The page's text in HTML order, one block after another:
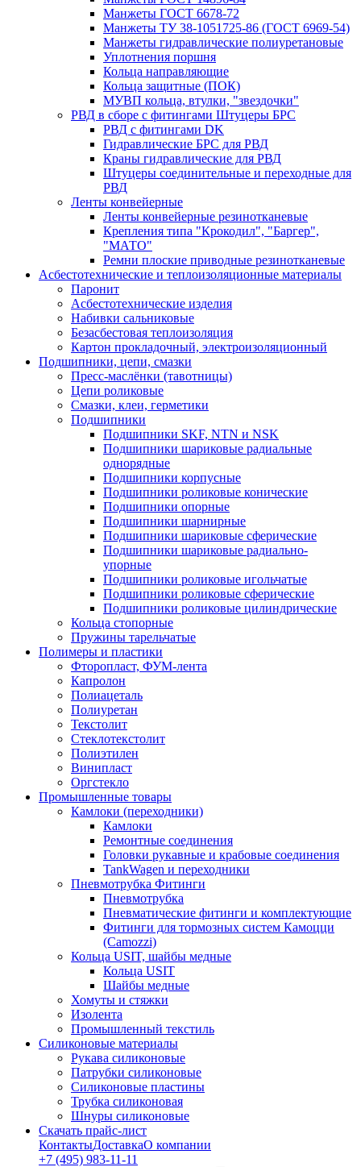
Манжеты ГОСТ 6678-72
Манжеты ТУ 38-1051725-86 (ГОСТ 6969-54)
Манжеты гидравлические полиуретановые
Уплотнения поршня
Кольца направляющие
Кольца защитные (ПОК)
МУВП кольца, втулки, "звездочки"
РВД в сборе с фитингами Штуцеры БРС
РВД с фитингами DK
Гидравлические БРС для РВД
Краны гидравлические для РВД
Штуцеры соединительные и переходные для
РВД
Ленты конвейерные
Ленты конвейерные резинотканевые
Крепления типа "Крокодил", "Баргер",
"МАТО"
Ремни плоские приводные резинотканевые
Асбестотехнические и теплоизоляционные материалы
Паронит
Асбестотехнические изделия
Набивки сальниковые
Безасбестовая теплоизоляция
Картон прокладочный, электроизоляционный
Подшипники, цепи, смазки
Пресс-маслёнки (тавотницы)
Цепи роликовые
Смазки, клеи, герметики
Подшипники
Подшипники SKF, NTN и NSK
Подшипники шариковые радиальные
однорядные
Подшипники корпусные
Подшипники роликовые конические
Подшипники опорные
Подшипники шарнирные
Подшипники шариковые сферические
Подшипники шариковые радиально-
упорные
Подшипники роликовые игольчатые
Подшипники роликовые сферические
Подшипники роликовые цилиндрические
Кольца стопорные
Пружины тарельчатые
Полимеры и пластики
Фторопласт, ФУМ-лента
Капролон
Полиацеталь
Полиуретан
Текстолит
Стеклотекстолит
Полиэтилен
Винипласт
Оргстекло
Промышленные товары
Камлоки (переходники)
Камлоки
Ремонтные соединения
Головки рукавные и крабовые соединения
TankWagen и переходники
Пневмотрубка Фитинги
Пневмотрубка
Пневматические фитинги и комплектующие
Фитинги для тормозных систем Камоцци
(Camozzi)
Кольца USIT, шайбы медные
Кольца USIT
Шайбы медные
Хомуты и стяжки
Изолента
Промышленный текстиль
Силиконовые материалы
Рукава силиконовые
Патрубки силиконовые
Силиконовые пластины
Трубка силиконовая
Шнуры силиконовые
Скачать прайс-лист
КонтактыДоставкаО компании
+7 (495) 983-11-11